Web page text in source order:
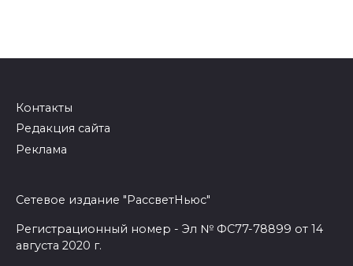
Контакты
Редакция сайта
Реклама
Сетевое издание "РассветНьюс"
Регистрационный номер - Эл № ФС77-78899 от 14
августа 2020 г.